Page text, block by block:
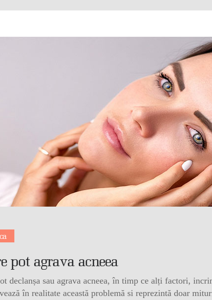
pot agrava acneea
declanșa sau agrava acneea, în timp ce alți factori,
în realitate această problemă si reprezintă doar